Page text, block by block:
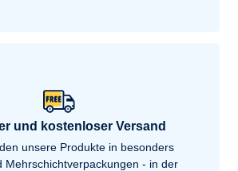
und kostenloser Versand
unsere Produkte in besonders
Mehrschichtverpackungen - in der